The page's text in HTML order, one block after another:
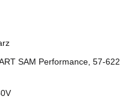
SAM Performance, 57-622